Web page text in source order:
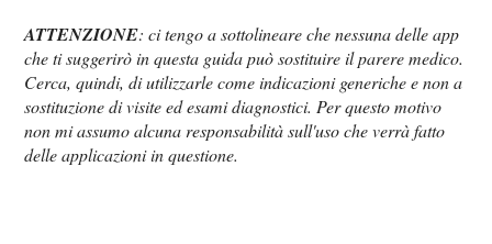
ATTENZIONE: ci tengo a sottolineare che nessuna delle app
che ti suggerirò in questa guida può sostituire il parere medico.
Cerca, quindi, di utilizzarle come indicazioni generiche e non a
sostituzione di visite ed esami diagnostici. Per questo motivo
non mi assumo alcuna responsabilità sull'uso che verrà fatto
delle applicazioni in questione.